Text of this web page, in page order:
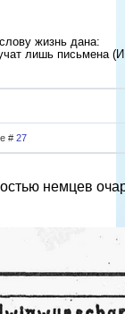
жизнь дана:
лишь письмена
# 27
немцев